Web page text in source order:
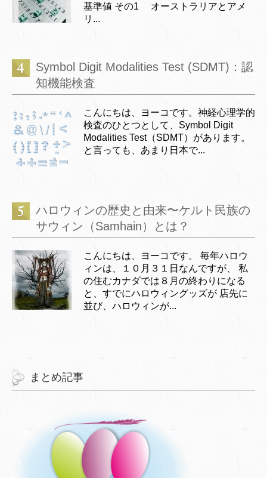
基準値 その1 オーストラリアとアメ
リ...
Symbol Digit Modalities Test (SDMT)：認
知機能検査
こんにちは、ヨーコです。神経心理学的
検査のひとつとして、Symbol Digit
Modalities Test（SDMT）があります。
と言っても、あまり日本で...
ハロウィンの歴史と由来〜ケルト民族の
サウィン（Samhain）とは？
こんにちは、ヨーコです。 毎年ハロウ
ィンは、１０月３１日なんですが、 私
の住むカナダでは８月の終わりになる
と、すでにハロウィングッズが 店先に
並び、ハロウィンが...
まとめ記事